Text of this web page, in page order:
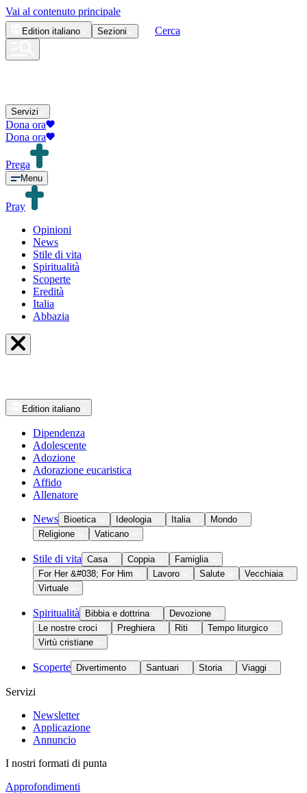
Vai al contenuto principale
Edition italiano Sezioni Cerca
Servizi
Dona ora
Dona ora
Prega
Menu
Pray
Opinioni
News
Stile di vita
Spiritualità
Scoperte
Eredità
Italia
Abbazia
Edition italiano
Dipendenza
Adolescente
Adozione
Adorazione eucaristica
Affido
Allenatore
News Bioetica Ideologia Italia
Mondo
Religione
Vaticano
Stile di vita Casa Coppia
Famiglia
For Her &#038; For Him
Lavoro Salute
Vecchiaia
Virtuale
Spiritualità Bibbia e dottrina
Devozione
Le nostre croci
Preghiera Riti
Tempo liturgico
Virtù cristiane
Scoperte Divertimento Santuari Storia Viaggi
Servizi
Newsletter
Applicazione
Annuncio
I nostri formati di punta
Approfondimenti